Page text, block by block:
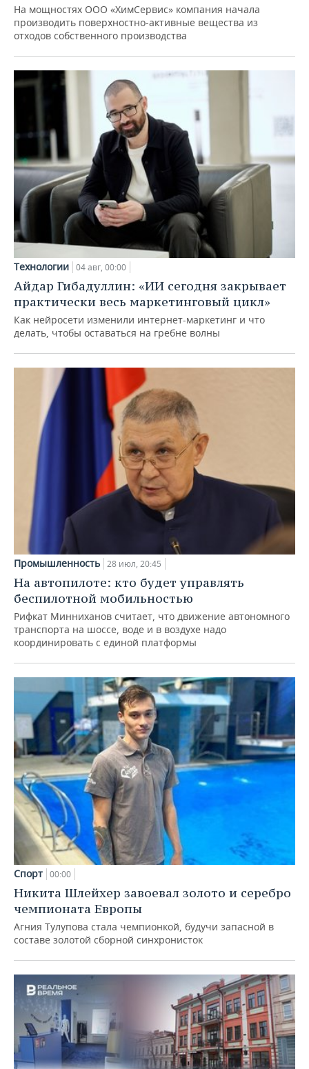
На мощностях ООО «ХимСервис» компания начала
производить поверхностно-активные вещества из
отходов собственного производства
Технологии 04 авг, 00:00
Айдар Гибадуллин: «ИИ сегодня закрывает
практически весь маркетинговый цикл»
Как нейросети изменили интернет-маркетинг и что
делать, чтобы оставаться на гребне волны
Промышленность 28 июл, 20:45
На автопилоте: кто будет управлять
беспилотной мобильностью
Рифкат Минниханов считает, что движение автономного
транспорта на шоссе, воде и в воздухе надо
координировать с единой платформы
Спорт 00:00
Никита Шлейхер завоевал золото и серебро
чемпионата Европы
Агния Тулупова стала чемпионкой, будучи запасной в
составе золотой сборной синхронисток